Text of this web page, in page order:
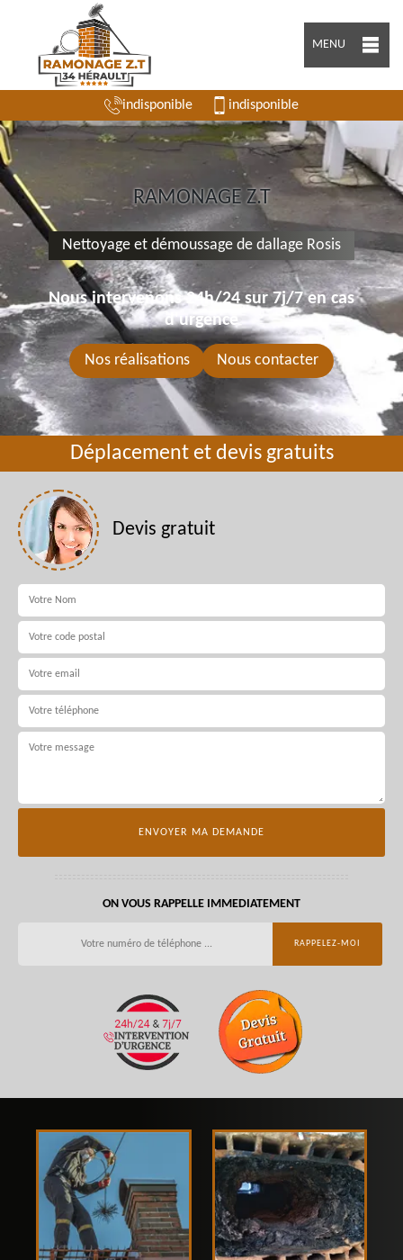
MENU
indisponible indisponible
RAMONAGE Z.T
Nettoyage et démoussage de dallage Rosis
Nous intervenons 24h/24 sur 7j/7 en cas
d'urgence
Nos réalisations Nous contacter
Déplacement et devis gratuits
Devis gratuit
ON VOUS RAPPELLE IMMEDIATEMENT